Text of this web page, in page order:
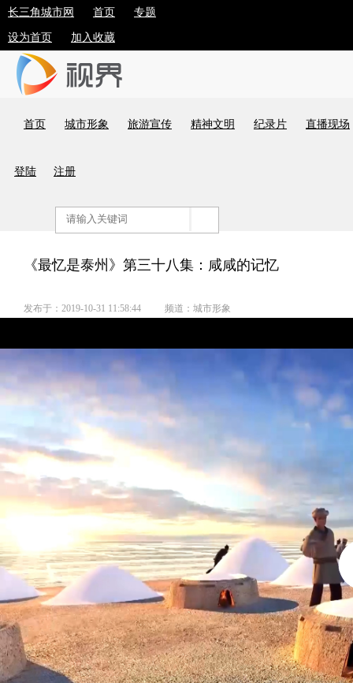
长三角城市网 首页 专题
设为首页 加入收藏
首页 城市形象 旅游宣传 精神文明 纪录片 直播现场
登陆 注册
《最忆是泰州》第三十八集：咸咸的记忆
发布于：2019-10-31 11:58:44 频道：城市形象